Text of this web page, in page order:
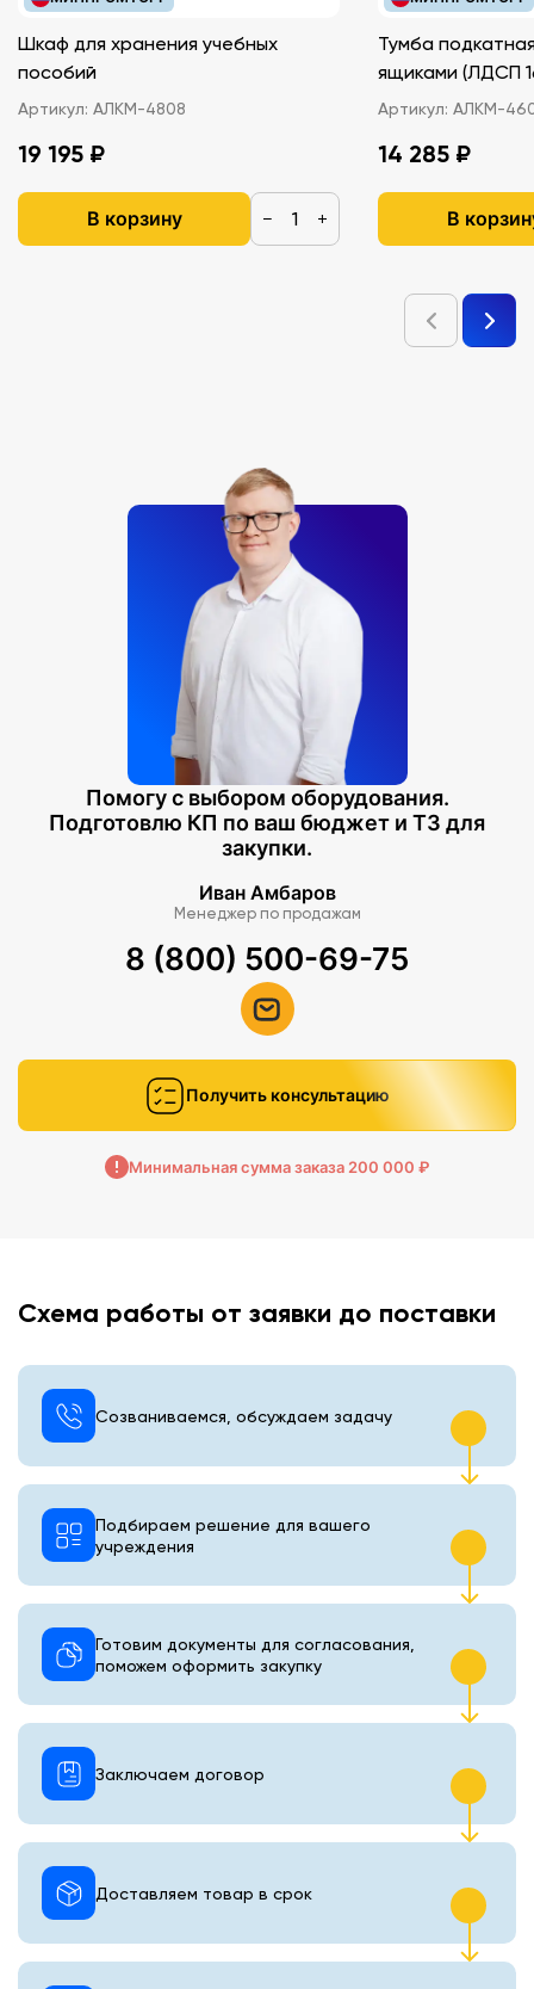
Шкаф для хранения учебных
пособий
Артикул: АЛКМ-4808
19 195 ₽
В корзину − +
Тумба
ящиками
Артикул: АЛКМ-
14 285 ₽
В
Помогу с выбором оборудования.
Подготовлю КП по ваш бюджет и ТЗ для
закупки.
Иван Амбаров
Менеджер по продажам
8 (800) 500-69-75
Получить консультацию
Минимальная сумма заказа 200 000 ₽
Схема работы от заявки до поставки
Созваниваемся, обсуждаем задачу
Подбираем решение для вашего
учреждения
Готовим документы для согласования,
поможем оформить закупку
Доставляем товар в срок
Заключаем договор